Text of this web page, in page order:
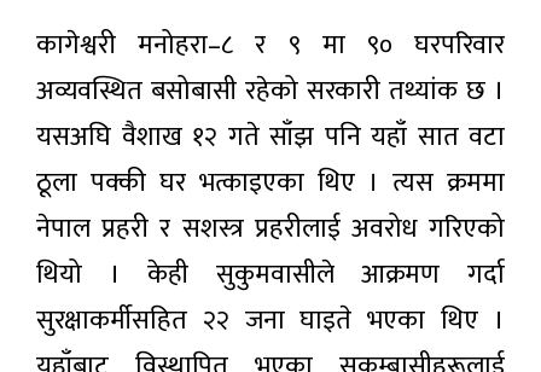
त्रसित
(२०५०)
महाधिवेशन
विधानसम्मत
र वैधानिक :
कांग्रेस
सभापति
थापा
४ घण्टा अगाडी
मनसुन
सक्रिय,
केही
स्थानमा
भारी
सम्भावना
४ घण्टा अगाडी
आजको
राशिफल
५ घण्टा अगाडी
कागेश्वरी मनोहरा–८ र ९ मा ९० घरपरिवार
अव्यवस्थित बसोबासी रहेको सरकारी तथ्यांक छ ।
यसअघि वैशाख १२ गते साँझ पनि यहाँ सात वटा
ठूला पक्की घर भत्काइएका थिए । त्यस क्रममा
नेपाल प्रहरी र सशस्त्र प्रहरीलाई अवरोध गरिएको
थियो । केही सुकुमवासीले आक्रमण गर्दा
सुरक्षाकर्मीसहित २२ जना घाइते भएका थिए ।